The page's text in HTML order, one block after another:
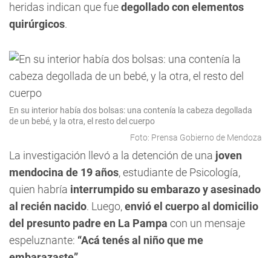
heridas indican que fuedegollado con elementos
quirúrgicos.
En su interior había dos bolsas: una contenía la cabeza degollada
de un bebé, y la otra, el resto del cuerpo
Foto: Prensa Gobierno de Mendoza
La investigación llevó a la detención de una joven
mendocina de 19 años, estudiante de Psicología,
quien habría interrumpido su embarazo y asesinado
al recién nacido. Luego,envió el cuerpo al domicilio
del presunto padre en La Pampa con un mensaje
espeluznante: “Acá tenés al niño que me